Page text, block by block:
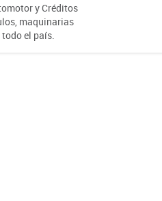
y Créditos
maquinarias
el país.